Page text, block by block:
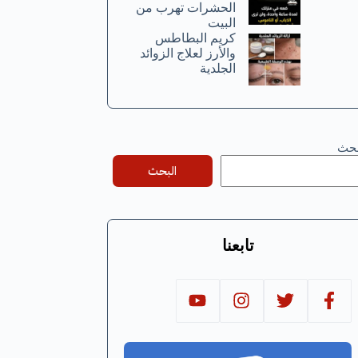
الحشرات تهرب من
البيت
كريم البطاطس
والأرز لعلاج الزوائد
الجلدية
البحث
تابعنا